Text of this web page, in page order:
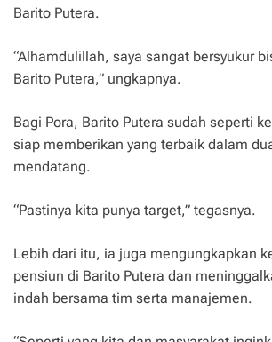
Barito Putera.
“Alhamdulillah, saya sangat bersyukur
Barito Putera,” ungkapnya.
Bagi Pora, Barito Putera sudah seperti
siap memberikan yang terbaik dalam
mendatang.
“Pastinya kita punya target,” tegasnya.
Lebih dari itu, ia juga mengungkapkan
pensiun di Barito Putera dan
indah bersama tim serta manajemen.